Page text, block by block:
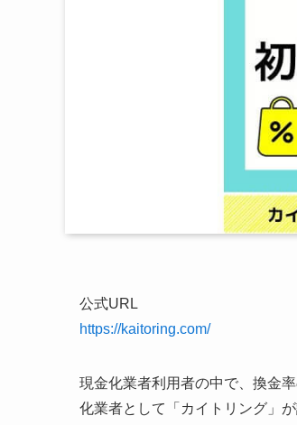
公式URL
https://kaitoring.com/
現金化業者利用者の中で、換金
化業者として「カイトリング」